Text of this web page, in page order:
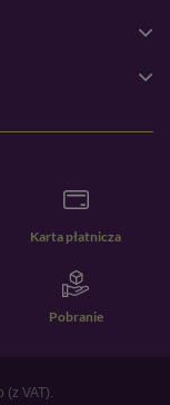
Karta płatnicza
Pobranie
(z VAT).